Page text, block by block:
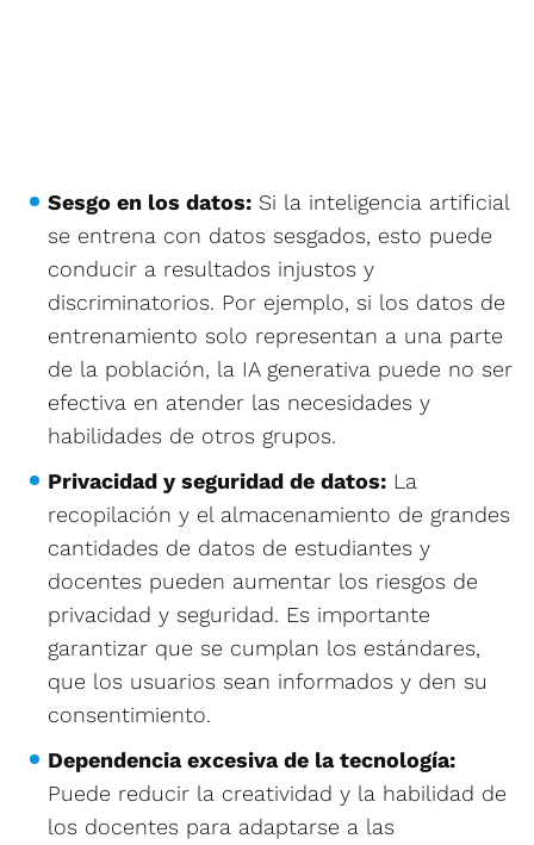
Sesgo en los datos: Si la inteligencia artificial
se entrena con datos sesgados, esto puede
conducir a resultados injustos y
discriminatorios. Por ejemplo, si los datos de
entrenamiento solo representan a una parte
de la población, la IA generativa puede no ser
efectiva en atender las necesidades y
habilidades de otros grupos.
Privacidad y seguridad de datos: La
recopilación y el almacenamiento de grandes
cantidades de datos de estudiantes y
docentes pueden aumentar los riesgos de
privacidad y seguridad. Es importante
garantizar que se cumplan los estándares,
que los usuarios sean informados y den su
consentimiento.
Dependencia excesiva de la tecnología:
Puede reducir la creatividad y la habilidad de
los docentes para adaptarse a las